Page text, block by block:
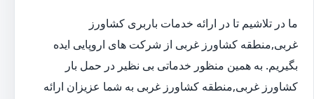
ما در تلاشیم تا در ارائه خدمات باربری کشاورز
غربی,منطقه کشاورز غربی از شرکت های اروپایی ایده
بگیریم. به همین منظور خدماتی بی نظیر در حمل بار
کشاورز غربی,منطقه کشاورز غربی به شما عزیزان ارائه